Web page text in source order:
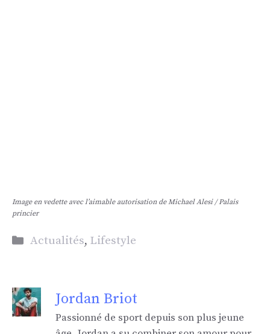
Image en vedette avec l’aimable autorisation de Michael Alesi / Palais
princier
Catégories
Actualités, Lifestyle
Jordan Briot
Passionné de sport depuis son plus jeune